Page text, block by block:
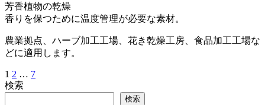
芳香植物の乾燥
香りを保つために温度管理が必要な素材。
農業拠点、ハーブ加工工場、花き乾燥工房、食品加工工場な
どに適用します。
投
稿
1 2 … 7
検索
検索